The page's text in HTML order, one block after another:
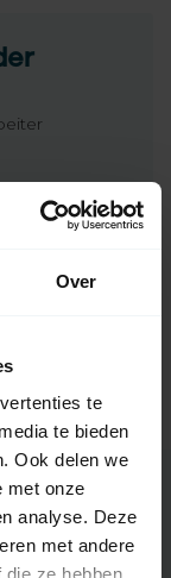
Over
te
te bieden
Ook delen we
met onze
analyse. Deze
met andere
ze hebben
cherubini/r
motor-10-